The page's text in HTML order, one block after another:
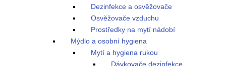
Dezinfekce a osvěžovače
Osvěžovače vzduchu
Prostředky na mytí nádobí
Mýdlo a osobní hygiena
Mytí a hygiena rukou
Dávkovače dezinfekce